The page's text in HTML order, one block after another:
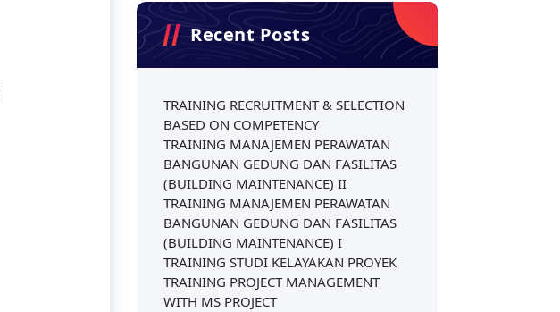
Recent Posts
TRAINING RECRUITMENT & SELECTION
BASED ON COMPETENCY
TRAINING MANAJEMEN PERAWATAN
BANGUNAN GEDUNG DAN FASILITAS
(BUILDING MAINTENANCE) II
TRAINING MANAJEMEN PERAWATAN
BANGUNAN GEDUNG DAN FASILITAS
(BUILDING MAINTENANCE) I
TRAINING STUDI KELAYAKAN PROYEK
TRAINING PROJECT MANAGEMENT
WITH MS PROJECT